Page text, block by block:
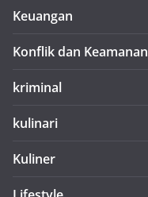
Keuangan
Konflik dan Keamanan
kriminal
kulinari
Kuliner